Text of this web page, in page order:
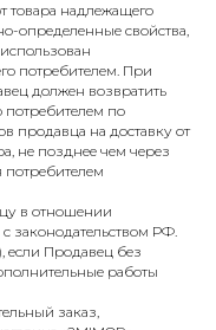
товара надлежащего
определенные свойства,
потребителем. При
должен возвратить
по
продавца на доставку от
не позднее чем через
в отношении
с законодательством РФ.
если Продавец без
работы
заказ,